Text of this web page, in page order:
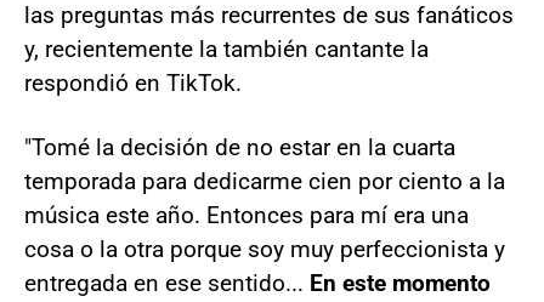
las preguntas más recurrentes de sus fanáticos
y, recientemente la también cantante la
respondió en TikTok.
"Tomé la decisión de no estar en la cuarta
temporada para dedicarme cien por ciento a la
música este año. Entonces para mí era una
cosa o la otra porque soy muy perfeccionista y
entregada en ese sentido... En este momento